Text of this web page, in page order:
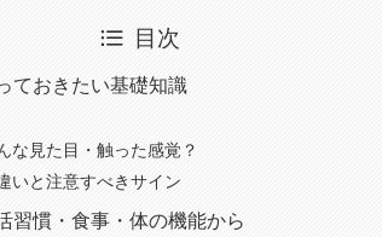
目次
ておきたい基礎知識
な見た目・触った感覚？
いと注意すべきサイン
慣・食事・体の機能から